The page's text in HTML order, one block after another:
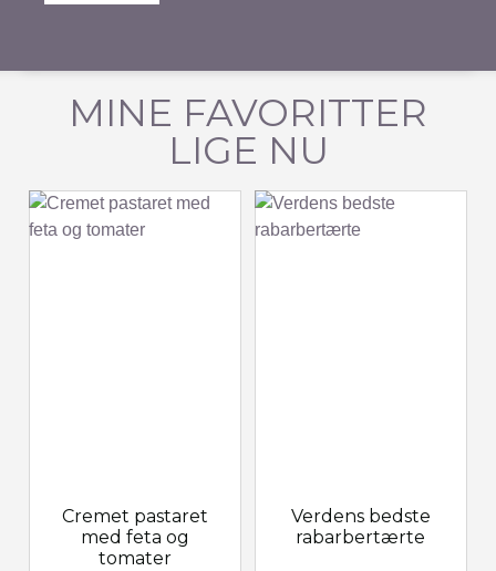
MINE FAVORITTER
LIGE NU
Cremet pastaret
med feta og
tomater
Verdens bedste
rabarbertærte